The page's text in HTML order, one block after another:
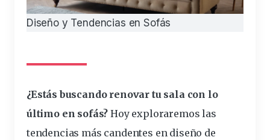
Diseño y Tendencias en Sofás
¿Estás buscando renovar tu salacon lo
último en sofás? Hoy exploraremos las
tendencias más candentes en diseño de